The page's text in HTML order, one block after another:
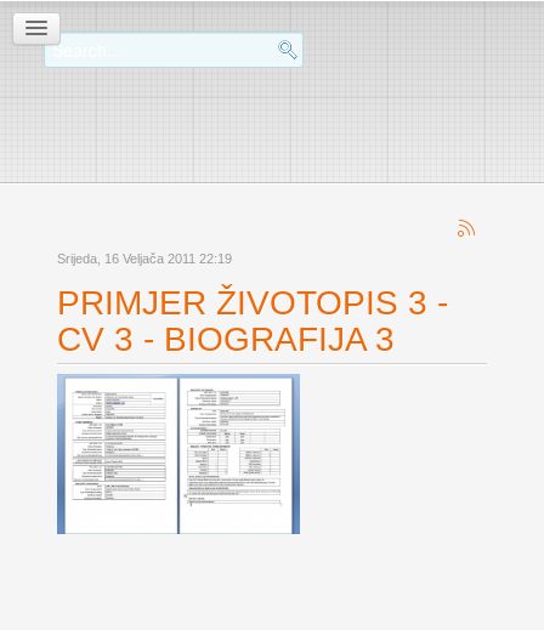
Srijeda, 16 Veljača 2011 22:19
PRIMJER ŽIVOTOPIS 3 -
CV 3 - BIOGRAFIJA 3